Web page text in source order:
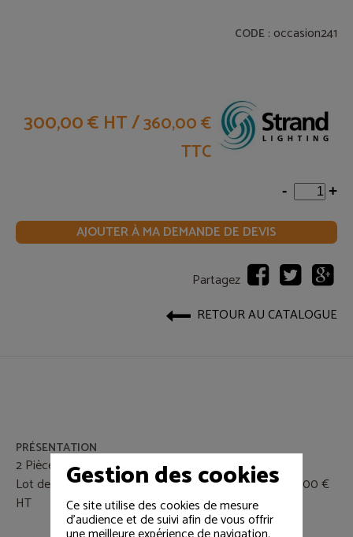
CODE : occasion241
300,00 € HT/360,00 €
TTC
- +
AJOUTER À MA DEMANDE DE DEVIS
Partagez
RETOUR AU CATALOGUE
PRÉSENTATION
2 Pièces Disponible
Lot de 2 Fresnel 2KW avec accessoires et flight-case 500 €
HT
Gestion des cookies
Ce site utilise des cookies de mesure
d'audience et de suivi afin de vous offrir